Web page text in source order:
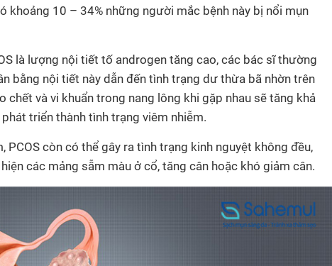
khoảng 10 – 34% những người mắc bệnh này bị nổi mụn
là lượng nội tiết tố androgen tăng cao, các bác sĩ thường
bằng nội tiết này dẫn đến tình trạng dư thừa bã nhờn trên
chết và vi khuẩn trong nang lông khi gặp nhau sẽ tăng khả
triển thành tình trạng viêm nhiễm.
PCOS còn có thể gây ra tình trạng kinh nguyệt không đều,
các mảng sẫm màu ở cổ, tăng cân hoặc khó giảm cân.